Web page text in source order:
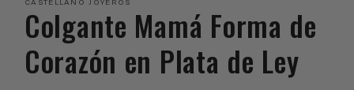
1
en
una
ventana
modal
CASTELLANO JOYEROS
Colgante Mamá Forma de
Corazón en Plata de Ley